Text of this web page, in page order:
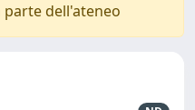
dell'ateneo